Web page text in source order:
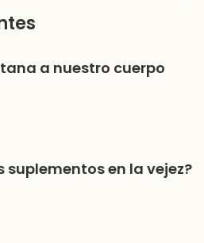
a nuestro cuerpo
suplementos en la vejez?